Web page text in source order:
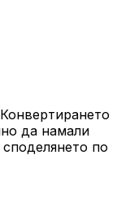
да намали
по